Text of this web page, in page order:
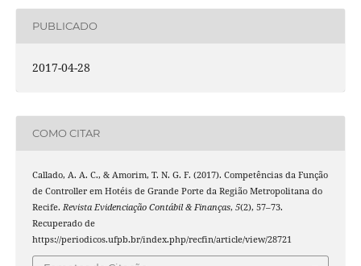
PUBLICADO
2017-04-28
COMO CITAR
Callado, A. A. C., & Amorim, T. N. G. F. (2017). Competências da Função
de Controller em Hotéis de Grande Porte da Região Metropolitana do
Recife. Revista Evidenciação Contábil & Finanças, 5(2), 57–73.
Recuperado de
https://periodicos.ufpb.br/index.php/recfin/article/view/28721